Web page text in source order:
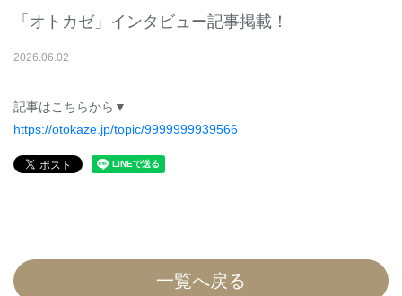
「オトカゼ」インタビュー記事掲載！
2026.06.02
記事はこちらから▼
https://otokaze.jp/topic/9999999939566
一覧へ戻る